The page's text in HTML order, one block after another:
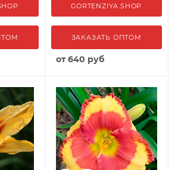
GORTENZIYA.SHOP
ЗАКАЗАТЬ ОПТОМ
от640 руб